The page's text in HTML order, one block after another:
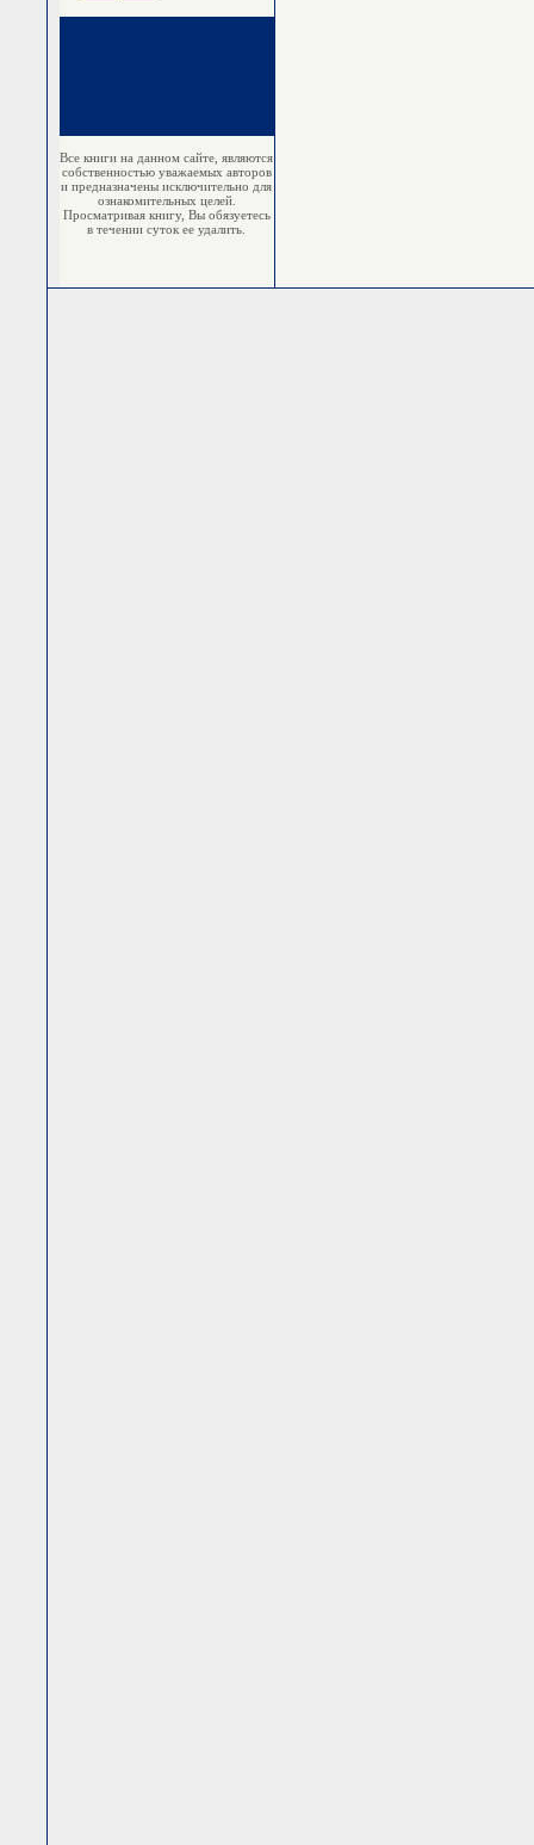
Все книги на данном сайте, являются
собственностью уважаемых авторов
и предназначены исключительно для
ознакомительных целей.
Просматривая книгу, Вы обязуетесь
в течении суток ее удалить.